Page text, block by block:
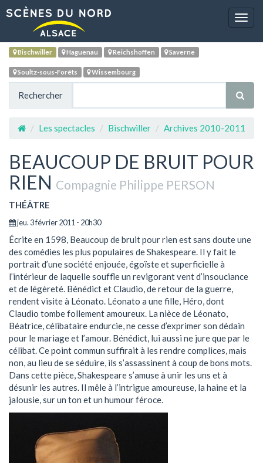
Bischwiller Haguenau Reichshoffen Saverne
Soultz-sous-Forêts Wissembourg
Rechercher
Les spectacles Bischwiller Archives 2010-2011
BEAUCOUP DE BRUIT POUR
RIEN Compagnie Philippe PERSON
THÉÂTRE
jeu. 3 février 2011 - 20h30
Écrite en 1598, Beaucoup de bruit pour rien est sans doute une
des comédies les plus populaires de Shakespeare. Il y fait le
portrait d’une société enjouée, égoïste et superficielle à
l’intérieur de laquelle souffle un revigorant vent d’insouciance
et de légèreté. Bénédict et Claudio, de retour de la guerre,
rendent visite à Léonato. Léonato a une fille, Héro, dont
Claudio tombe follement amoureux. La nièce de Léonato,
Béatrice, célibataire endurcie, ne cesse d’exprimer son dédain
pour le mariage et l’amour. Bénédict, lui aussi ne jure que par le
célibat. Ce point commun suffirait à les rendre complices, mais
non, au lieu de se séduire, ils s’assassinent à coup de bons mots.
Dans cette pièce, Shakespeare s’amuse à unir les uns et à
désunir les autres. Il mêle à l’intrigue amoureuse, la haine et la
jalousie, sur un ton et un humour féroce.